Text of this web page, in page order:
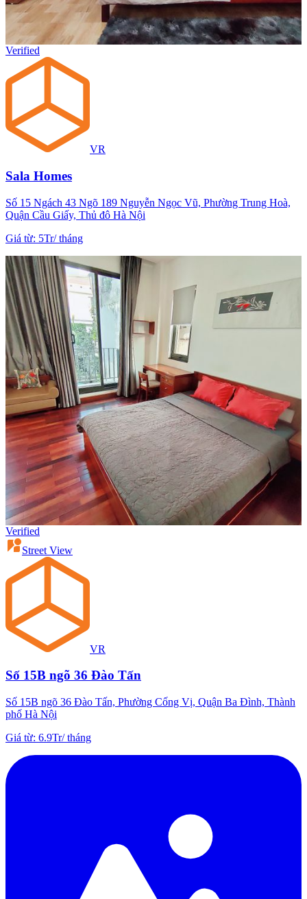
Verified
VR
Sala Homes
Số 15 Ngách 43 Ngõ 189 Nguyễn Ngọc Vũ, Phường Trung Hoà,
Quận Cầu Giấy, Thủ đô Hà Nội
Giá từ: 5Tr/tháng
Verified
Street View
VR
Số 15B ngõ 36 Đào Tấn
Số 15B ngõ 36 Đào Tấn, Phường Cống Vị, Quận Ba Đình, Thành
phố Hà Nội
Giá từ: 6.9Tr/tháng